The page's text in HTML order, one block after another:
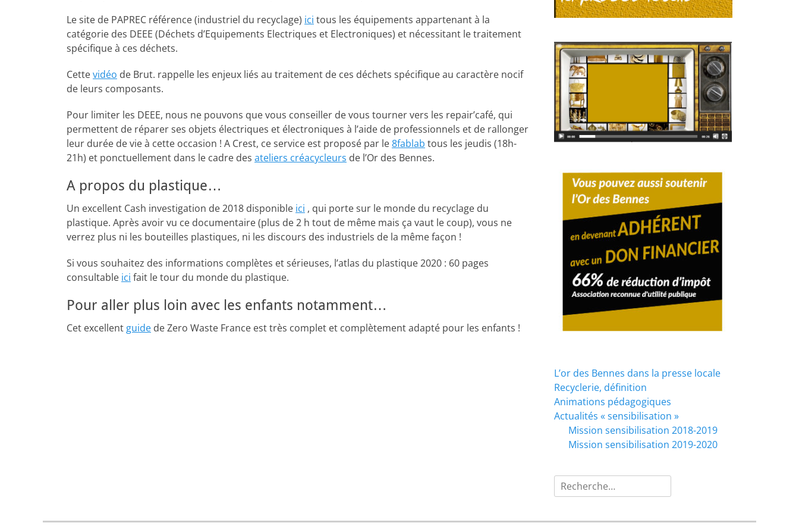
Le site de PAPREC référence (industriel du recyclage) ici tous les équipements appartenant à la
catégorie des DEEE (Déchets d’Equipements Electriques et Electroniques) et nécessitant le traitement
spécifique à ces déchets.
Cettevidéo de Brut. rappelle les enjeux liés au traitement de ces déchets spécifique au caractère nocif
de leurs composants.
Pour limiter les DEEE, nous ne pouvons que vous conseiller de vous tourner vers les repair’café, qui
permettent de réparer ses objets électriques et électroniques à l’aide de professionnels et de rallonger
leur durée de vie à cette occasion ! A Crest, ce service est proposé par le8fablab tous les jeudis (18h-
21h) et ponctuellement dans le cadre des ateliers créacycleurs de l’Or des Bennes.
A propos du plastique…
Un excellent Cash investigation de 2018 disponible ici , qui porte sur le monde du recyclage du
plastique. Après avoir vu ce documentaire (plus de 2 h tout de même mais ça vaut le coup), vous ne
verrez plus ni les bouteilles plastiques, ni les discours des industriels de la même façon !
Si vous souhaitez des informations complètes et sérieuses, l’atlas du plastique 2020 : 60 pages
consultable ici fait le tour du monde du plastique.
Pour aller plus loin avec les enfants notamment…
Cet excellent guide de Zero Waste France est très complet et complètement adapté pour les enfants !
L’or des Bennes dans la presse locale
Recyclerie, définition
Animations pédagogiques
Actualités « sensibilisation »
Mission sensibilisation 2018-2019
Mission sensibilisation 2019-2020
Rechercher :